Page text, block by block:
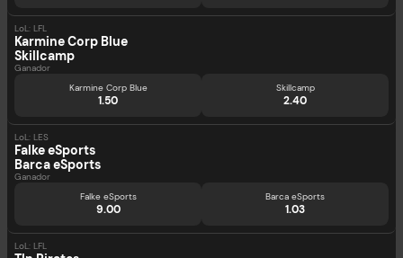
LoL: LFL
Karmine Corp Blue
Skillcamp
Ganador
Karmine Corp Blue
1.50
Skillcamp
2.40
LoL: LES
Falke eSports
Barca eSports
Ganador
Falke eSports
9.00
Barca eSports
1.03
LoL: LFL